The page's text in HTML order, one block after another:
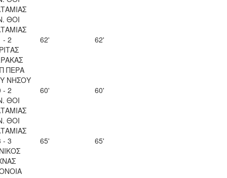
ΘΟΙ
- 2
62' 62'
ΠΕΡΑ
ΝΗΣΟΥ
- 2
ΘΟΙ
60' 60'
ΘΟΙ
- 3
65' 65'